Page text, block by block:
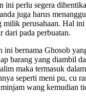
ini perlu segera
juga harus
milik perusahaan. Hal ini
dari pada perbuatan.
ini bernama Ghosob
barang yang diambil
maka termasuk
seperti meni pu, cu
wang kemudian